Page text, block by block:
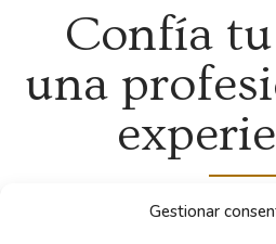
Gestionar
Confía
una
Asesoramiento serio,